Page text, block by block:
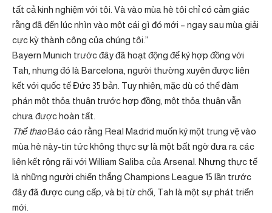
tất cả kinh nghiệm với tôi. Và vào mùa hè tôi chỉ có cảm giác
rằng đã đến lúc nhìn vào một cái gì đó mới – ngay sau mùa giải
cực kỳ thành công của chúng tôi.”
Bayern Munich trước đây đã hoạt động để ký hợp đồng với
Tah, nhưng đó là Barcelona, ​​người thường xuyên được liên
kết với quốc tế Đức 35 bản. Tuy nhiên, mặc dù có thể đàm
phán một thỏa thuận trước hợp đồng, một thỏa thuận vẫn
chưa được hoàn tất.
Thể thaoBáo cáo rằng Real Madrid muốn ký một trung vệ vào
mùa hè này-tin tức không thực sự là một bất ngờ đưa ra các
liên kết rộng rãi với William Saliba của Arsenal. Nhưng thực tế
là những người chiến thắng Champions League 15 lần trước
đây đã được cung cấp, và bị từ chối, Tah là một sự phát triển
mới.